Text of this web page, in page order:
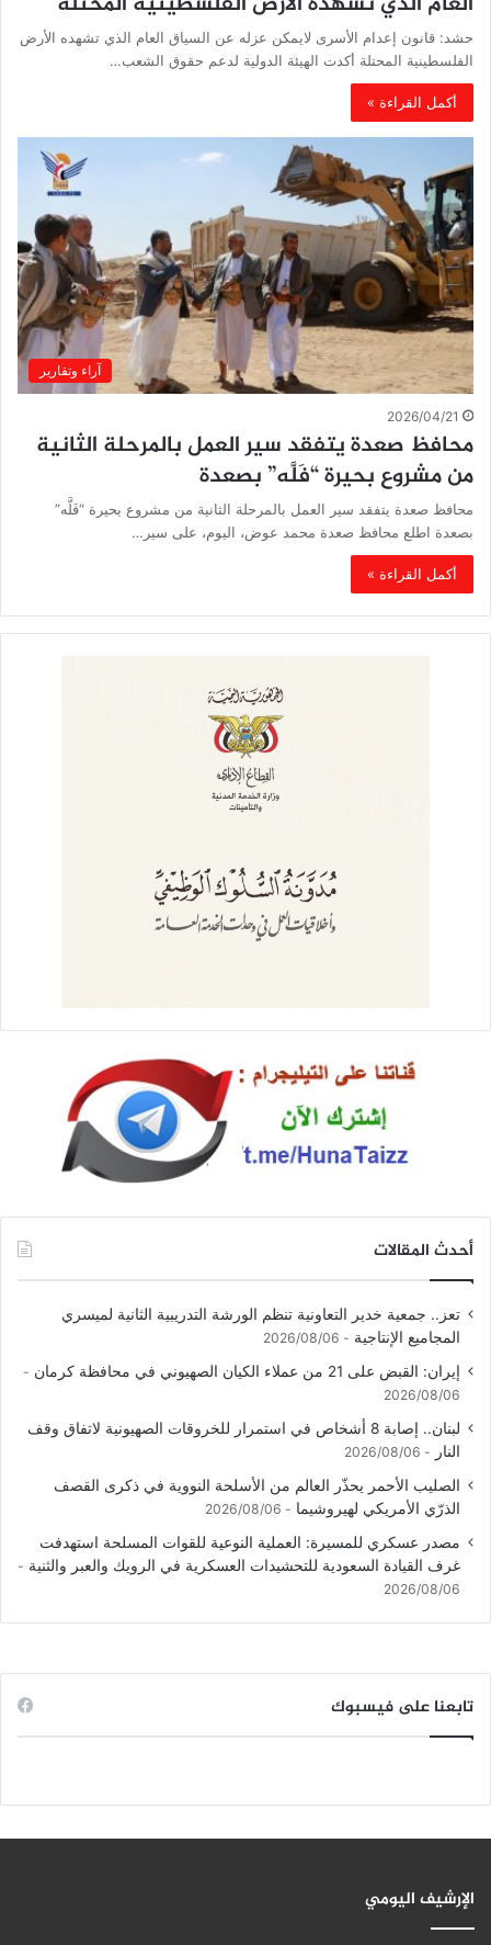
حشد: قانون إعدام الأسرى لايمكن عزله عن السياق العام الذي تشهده الأرض
الفلسطينية المحتلة أكدت الهيئة الدولية لدعم حقوق الشعب…
أكمل القراءة »
آراء وتقارير
2026/04/21
محافظ صعدة يتفقد سير العمل بالمرحلة الثانية
من مشروع بحيرة “فَلَّه” بصعدة
محافظ صعدة يتفقد سير العمل بالمرحلة الثانية من مشروع بحيرة “فَلَّه”
بصعدة اطلع محافظ صعدة محمد عوض، اليوم، على سير…
أكمل القراءة »
أحدث المقالات
تعز.. جمعية خدير التعاونية تنظم الورشة التدريبية الثانية لميسري
المجاميع الإنتاجية
2026/08/06
إيران: القبض على 21 من عملاء الكيان الصهيوني في محافظة كرمان
2026/08/06
لبنان.. إصابة 8 أشخاص في استمرار للخروقات الصهيونية لاتفاق وقف
النار
2026/08/06
الصليب الأحمر يحذّر العالم من الأسلحة النووية في ذكرى القصف
الذرّي الأمريكي لهيروشيما
2026/08/06
مصدر عسكري للمسيرة: العملية النوعية للقوات المسلحة استهدفت
غرف القيادة السعودية للتحشيدات العسكرية في الرويك والعبر والثنية
2026/08/06
تابعنا على فيسبوك
الإرشيف اليومي